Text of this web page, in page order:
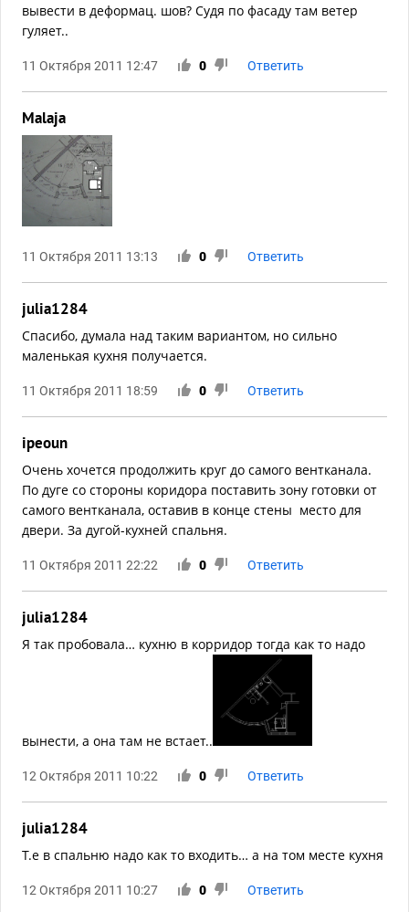
вывести в деформац. шов? Судя по фасаду там ветер
гуляет..
11 Октября 2011 12:47 0 Ответить
Malaja
11 Октября 2011 13:13 0 Ответить
julia1284
Спасибо, думала над таким вариантом, но сильно
маленькая кухня получается.
11 Октября 2011 18:59 0 Ответить
ipeoun
Очень хочется продолжить круг до самого вентканала.
По дуге со стороны коридора поставить зону готовки от
самого вентканала, оставив в конце стены место для
двери. За дугой-кухней спальня.
11 Октября 2011 22:22 0 Ответить
julia1284
Я так пробовала… кухню в корридор тогда как то надо
вынести, а она там не встает..
12 Октября 2011 10:22 0 Ответить
julia1284
Т.е в спальню надо как то входить… а на том месте кухня
12 Октября 2011 10:27 0 Ответить